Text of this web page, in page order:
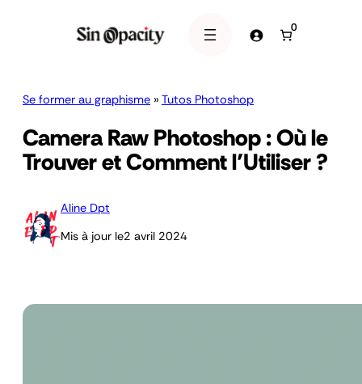
0
Se former au graphisme » Tutos Photoshop
Camera Raw Photoshop : Où le
Trouver et Comment l’Utiliser ?
Aline Dpt
Mis à jour le2 avril 2024